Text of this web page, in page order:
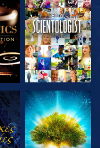
ΠΑΡΑΚΟΛΟΥΘΗΣΤΕ
ΕΞΕΡΕΥΝΗΣΤΕ
ΤΗ ΣΕΙΡΑ